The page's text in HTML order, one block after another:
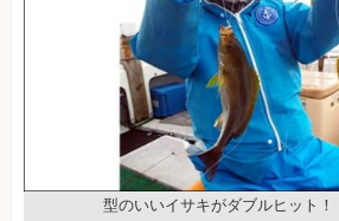
型のいいイサキがダブルヒット！